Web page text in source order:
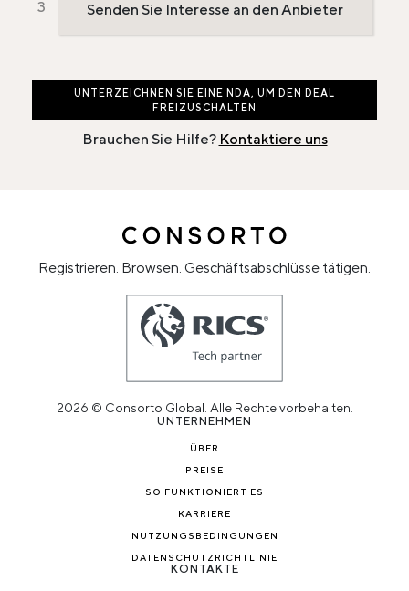
Senden Sie Interesse an den Anbieter
UNTERZEICHNEN SIE EINE NDA, UM DEN DEAL
FREIZUSCHALTEN
Brauchen Sie Hilfe? Kontaktiere uns
Registrieren. Browsen. Geschäftsabschlüsse tätigen.
2026 © Consorto Global. Alle Rechte vorbehalten.
UNTERNEHMEN
ÜBER
PREISE
SO FUNKTIONIERT ES
KARRIERE
NUTZUNGSBEDINGUNGEN
DATENSCHUTZRICHTLINIE
KONTAKTE